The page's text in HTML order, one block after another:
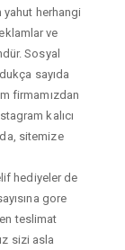
yahut herhangi
ve
Sosyal
sayıda
firmamızdan
kalıcı
sitemize
hediyeler de
gore
teslimat
sizi asla